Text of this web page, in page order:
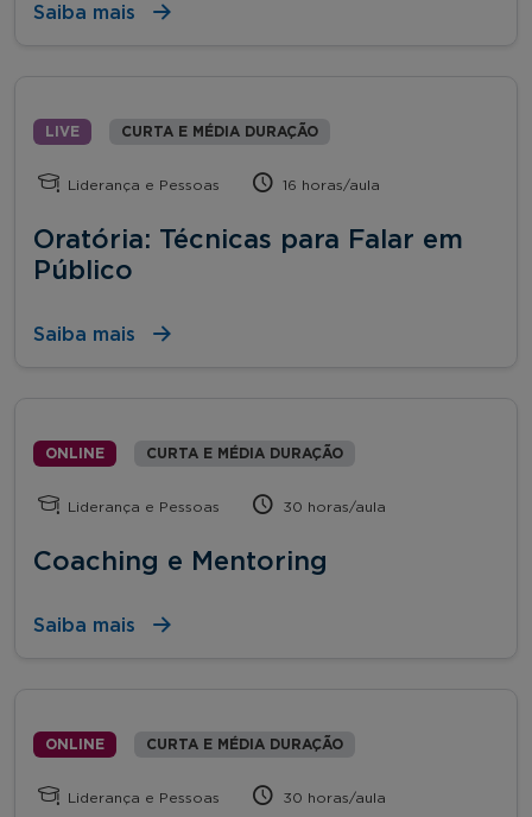
Saiba mais
LIVE CURTA E MÉDIA DURAÇÃO
Liderança e Pessoas 16 horas/aula
Oratória: Técnicas para Falar em
Público
Saiba mais
ONLINE CURTA E MÉDIA DURAÇÃO
Liderança e Pessoas 30 horas/aula
Coaching e Mentoring
Saiba mais
ONLINE CURTA E MÉDIA DURAÇÃO
Liderança e Pessoas 30 horas/aula